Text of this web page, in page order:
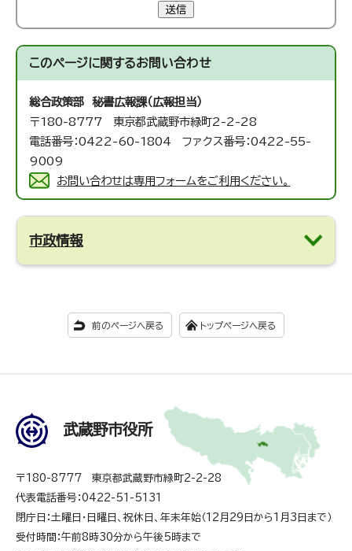
送信
このページに関するお問い合わせ
総合政策部 秘書広報課（広報担当）
〒180-8777 東京都武蔵野市緑町2-2-28
電話番号：0422-60-1804 ファクス番号：0422-55-
9009
お問い合わせは専用フォームをご利用ください。
市政情報
前のページへ戻る トップページへ戻る
武蔵野市役所
〒180-8777 東京都武蔵野市緑町2-2-28
代表電話番号：0422-51-5131
閉庁日：土曜日・日曜日、祝休日、年末年始（12月29日から1月3日まで）
受付時間：午前8時30分から午後5時まで